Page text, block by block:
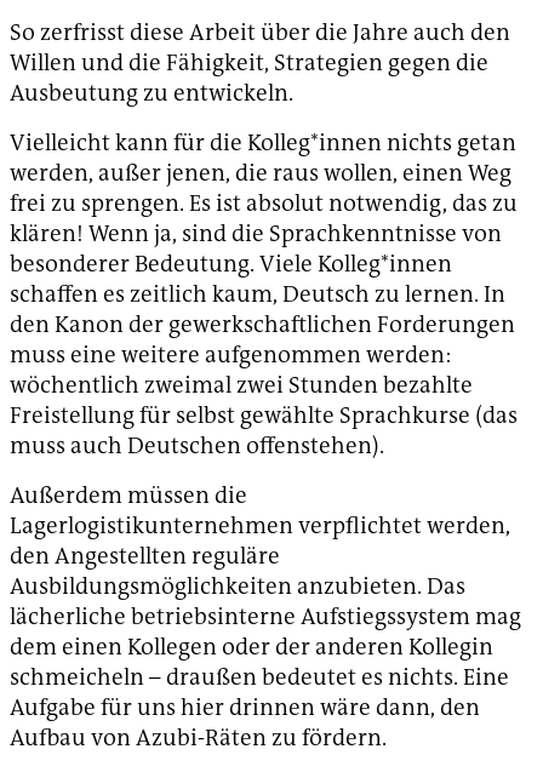
So zerfrisst diese Arbeit über die Jahre auch den
Willen und die Fähigkeit, Strategien gegen die
Ausbeutung zu entwickeln.
Vielleicht kann für die Kolleg*innen nichts getan
werden, außer jenen, die raus wollen, einen Weg
frei zu sprengen. Es ist absolut notwendig, das zu
klären! Wenn ja, sind die Sprachkenntnisse von
besonderer Bedeutung. Viele Kolleg*innen
schaffen es zeitlich kaum, Deutsch zu lernen. In
den Kanon der gewerkschaftlichen Forderungen
muss eine weitere aufgenommen werden:
wöchentlich zweimal zwei Stunden bezahlte
Freistellung für selbst gewählte Sprachkurse (das
muss auch Deutschen offenstehen).
Außerdem müssen die
Lagerlogistikunternehmen verpflichtet werden,
den Angestellten reguläre
Ausbildungsmöglichkeiten anzubieten. Das
lächerliche betriebsinterne Aufstiegssystem mag
dem einen Kollegen oder der anderen Kollegin
schmeicheln – draußen bedeutet es nichts. Eine
Aufgabe für uns hier drinnen wäre dann, den
Aufbau von Azubi-Räten zu fördern.